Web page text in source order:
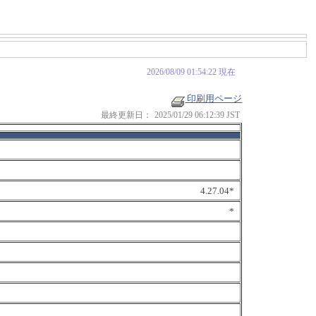
2026/08/09 01:54:22 現在
印刷用ページ
最終更新日： 2025/01/29 06:12:39 JST
4.27.04*
*